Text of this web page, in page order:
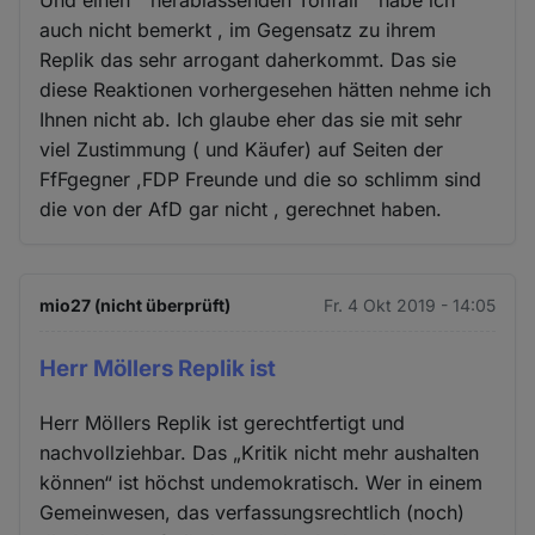
auch nicht bemerkt , im Gegensatz zu ihrem
Replik das sehr arrogant daherkommt. Das sie
diese Reaktionen vorhergesehen hätten nehme ich
Ihnen nicht ab. Ich glaube eher das sie mit sehr
viel Zustimmung ( und Käufer) auf Seiten der
FfFgegner ,FDP Freunde und die so schlimm sind
die von der AfD gar nicht , gerechnet haben.
mio27 (nicht überprüft) Fr. 4 Okt 2019 - 14:05
Herr Möllers Replik ist
Herr Möllers Replik ist gerechtfertigt und
nachvollziehbar. Das „Kritik nicht mehr aushalten
können“ ist höchst undemokratisch. Wer in einem
Gemeinwesen, das verfassungsrechtlich (noch)